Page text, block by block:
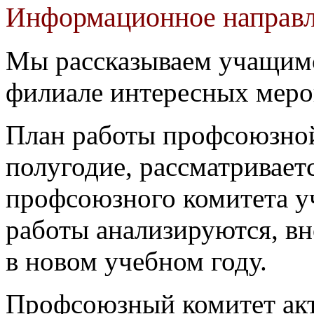
Информационное
Мы рассказываем
филиале интересных
План работы
полугодие,
профсоюзного комитета
работы анализируются,
в новом учебном году.
Профсоюзный комитет